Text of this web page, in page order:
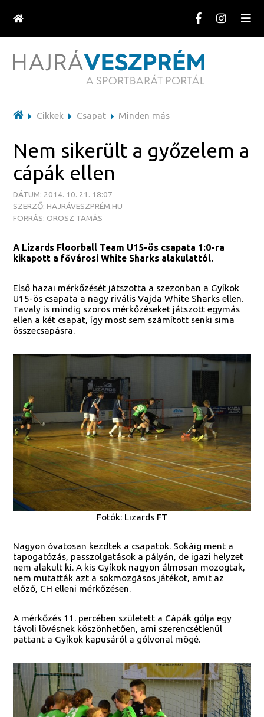
Cikkek Csapat Minden más
Nem sikerült a győzelem a
cápák ellen
DÁTUM: 2014. 10. 21. 18:07
SZERZŐ: HAJRÁVESZPRÉM.HU
FORRÁS: OROSZ TAMÁS
A Lizards Floorball Team U15-ös csapata 1:0-ra
kikapott a fővárosi White Sharks alakulattól.
Első hazai mérkőzését játszotta a szezonban a Gyíkok
U15-ös csapata a nagy rivális Vajda White Sharks ellen.
Tavaly is mindig szoros mérkőzéseket játszott egymás
ellen a két csapat, így most sem számított senki sima
összecsapásra.
Fotók: Lizards FT
Nagyon óvatosan kezdtek a csapatok. Sokáig ment a
tapogatózás, passzolgatások a pályán, de igazi helyzet
nem alakult ki. A kis Gyíkok nagyon álmosan mozogtak,
nem mutatták azt a sokmozgásos játékot, amit az
előző, CH elleni mérkőzésen.
A mérkőzés 11. percében született a Cápák gólja egy
távoli lövésnek köszönhetően, ami szerencsétlenül
pattant a Gyíkok kapusáról a gólvonal mögé.